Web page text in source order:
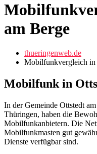
am Berge
thueringenweb.de
Mobilfunkvergleich in
Mobilfunk in
In der Gemeinde Ottstedt
Thüringen, haben die
Mobilfunkanbietern. Die
Mobilfunkmasten gut
Dienste verfügbar sind.